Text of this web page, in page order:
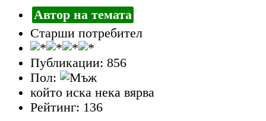
Автор на темата
Старши потребител
Публикации: 856
Пол:
който иска нека вярва
Рейтинг: 136